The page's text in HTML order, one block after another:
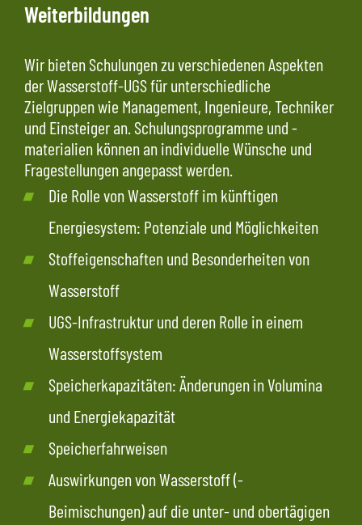
Weiterbildungen
Wir bieten Schulungen zu verschiedenen Aspekten
der Wasserstoff-UGS für unterschiedliche
Zielgruppen wie Management, Ingenieure, Techniker
und Einsteiger an. Schulungsprogramme und -
materialien können an individuelle Wünsche und
Fragestellungen angepasst werden.
Die Rolle von Wasserstoff im künftigen
Energiesystem: Potenziale und Möglichkeiten
Stoffeigenschaften und Besonderheiten von
Wasserstoff
UGS-Infrastruktur und deren Rolle in einem
Wasserstoffsystem
Speicherkapazitäten: Änderungen in Volumina
und Energiekapazität
Speicherfahrweisen
Auswirkungen von Wasserstoff (-
Beimischungen) auf die unter- und obertägigen